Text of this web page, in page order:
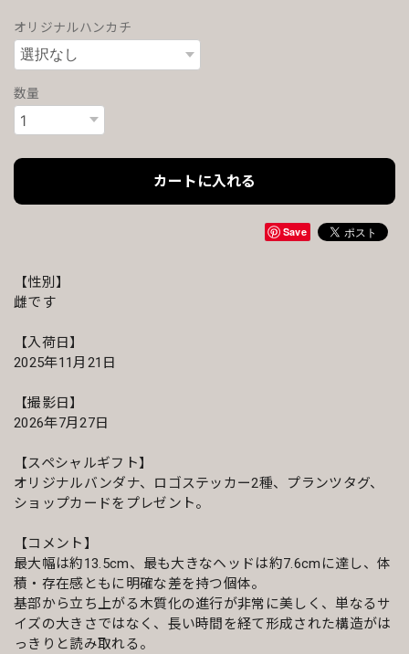
オリジナルハンカチ
数量
カートに入れる
Save
【性別】
雌です
【入荷日】
2025年11月21日
【撮影日】
2026年7月27日
【スペシャルギフト】
オリジナルバンダナ、ロゴステッカー2種、プランツタグ、
ショップカードをプレゼント。
【コメント】
最大幅は約13.5cm、最も大きなヘッドは約7.6cmに達し、体
積・存在感ともに明確な差を持つ個体。
基部から立ち上がる木質化の進行が非常に美しく、単なるサ
イズの大きさではなく、長い時間を経て形成された構造がは
っきりと読み取れる。